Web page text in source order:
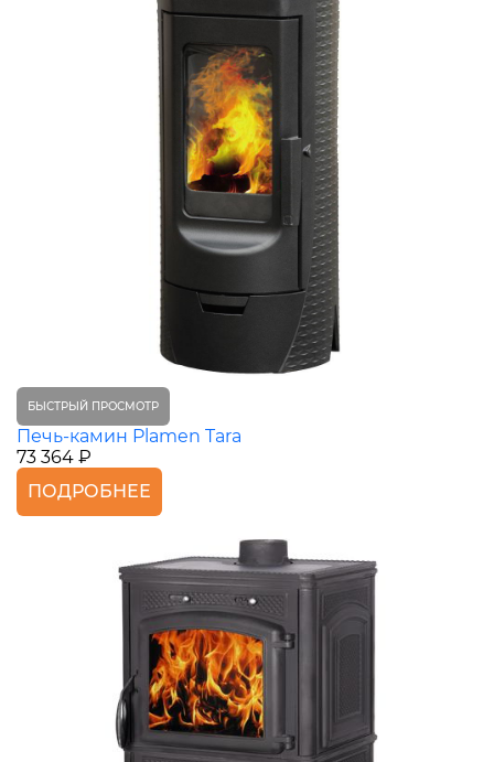
БЫСТРЫЙ ПРОСМОТР
Печь-камин Plamen Tara
73 364 ₽
ПОДРОБНЕЕ